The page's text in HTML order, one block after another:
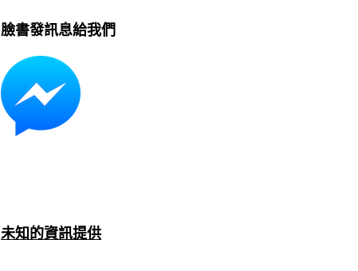
臉書發訊息給我們
未知的資訊提供